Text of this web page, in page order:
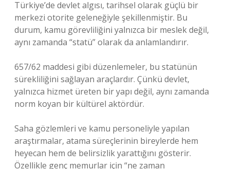
Türkiye’de devlet algısı, tarihsel olarak güçlü bir
merkezi otorite geleneğiyle şekillenmiştir. Bu
durum, kamu görevliliğini yalnızca bir meslek değil,
aynı zamanda “statü” olarak da anlamlandırır.
657/62 maddesi gibi düzenlemeler, bu statünün
sürekliliğini sağlayan araçlardır. Çünkü devlet,
yalnızca hizmet üreten bir yapı değil, aynı zamanda
norm koyan bir kültürel aktördür.
Saha gözlemleri ve kamu personeliyle yapılan
araştırmalar, atama süreçlerinin bireylerde hem
heyecan hem de belirsizlik yarattığını gösterir.
Özellikle genç memurlar için “ne zaman